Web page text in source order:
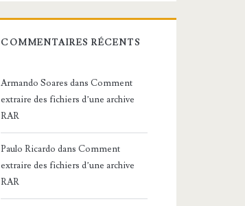
COMMENTAIRES RÉCENTS
Armando Soares dansComment
extraire des fichiers d’une archive
RAR
Paulo Ricardo dansComment
extraire des fichiers d’une archive
RAR